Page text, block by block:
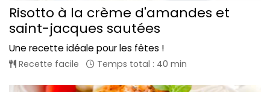
Risotto à la crème d'amandes et
saint-jacques sautées
Une recette idéale pour les fêtes !
Recette facile Temps total : 40 min